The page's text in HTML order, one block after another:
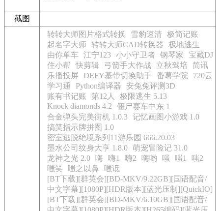
截图
转转大师图片格式转换 雪豹速清
极简记账
起名字大师 转转大师CAD转换器
极地逃生
由你单车
江宁123 小小守卫者 钢琴家
宝藏DJ
住小帮
快剪辑 弓箭手大作战 立秋驾培
简讯
乐播投屏
DEFY基带切换助手 番薯学院
720云
学习通
Python编译器
安兔兔评测3D
账有书记账
第12人
极限逃生 5.13
Knock diamonds 4.2
僵尸赛车中东 1
合金弹头完美街机 1.0.3 记忆画图小游戏 1.0
搞笑指示牌拼图 1.0
密室逃脱绝境系列11游乐园 666.20.03
墨水公司纹身大亨 1.8.0 萌宠冒险记 31.0
龙神之光 2.0
嗨 嗨1 嗨2 嗨哟 嗤 嗤1
嗤2
嗤笑
嗤之以鼻
嗤诋
[BT下载][群英会][BD-MKV/9.22GB][国语配音/
中文字幕][1080P][HDR版本][蓝光压制][QuickIO]
[BT下载][群英会][BD-MKV/6.10GB][国语配音/